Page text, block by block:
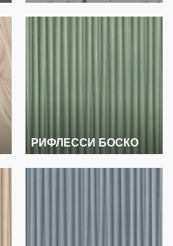
РИФЛЕССИ БОСКО